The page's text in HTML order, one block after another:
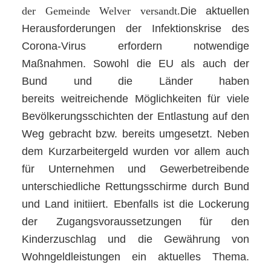
der Gemeinde Welver versandt.Die aktuellen
Herausforderungen der Infektionskrise des
Corona-Virus erfordern notwendige
Maßnahmen. Sowohl die EU als auch der
Bund und die Länder haben
bereits weitreichende Möglichkeiten für viele
Bevölkerungsschichten der Entlastung auf den
Weg gebracht bzw. bereits umgesetzt. Neben
dem Kurzarbeitergeld wurden vor allem auch
für Unternehmen und Gewerbetreibende
unterschiedliche Rettungsschirme durch Bund
und Land initiiert. Ebenfalls ist die Lockerung
der Zugangsvoraussetzungen für den
Kinderzuschlag und die Gewährung von
Wohngeldleistungen ein aktuelles Thema.